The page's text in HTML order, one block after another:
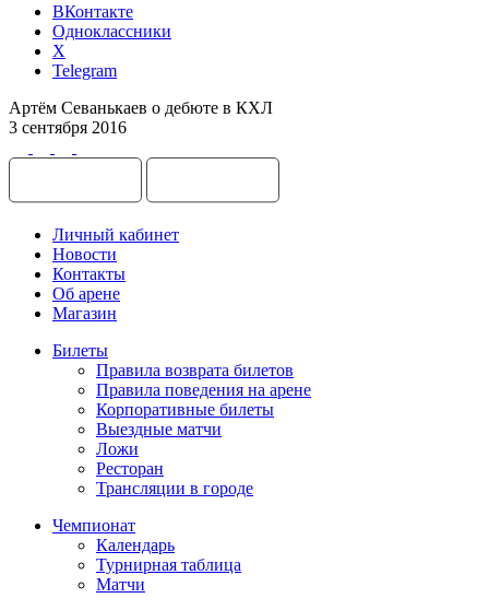
ВКонтакте
Одноклассники
X
Telegram
Артём Севанькаев о дебюте в КХЛ
3 сентября 2016
Личный кабинет
Новости
Контакты
Об арене
Магазин
Билеты
Правила возврата билетов
Правила поведения на арене
Корпоративные билеты
Выездные матчи
Ложи
Ресторан
Трансляции в городе
Чемпионат
Календарь
Турнирная таблица
Матчи